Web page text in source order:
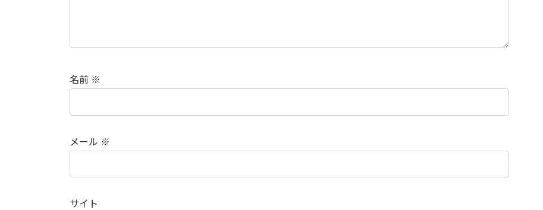
名前 ※
メール ※
サイト